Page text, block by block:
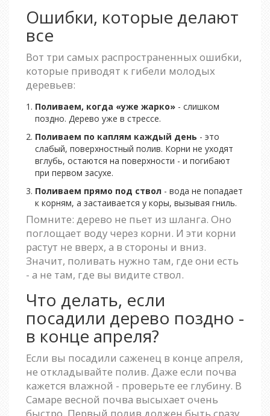
Ошибки, которые делают
все
Вот три самых распространенных ошибки,
которые приводят к гибели молодых
деревьев:
Поливаем, когда «уже жарко» - слишком
поздно. Дерево уже в стрессе.
Поливаем по каплям каждый день - это
слабый, поверхностный полив. Корни не уходят
вглубь, остаются на поверхности - и погибают
при первом засухе.
Поливаем прямо под ствол - вода не попадает
к корням, а застаивается у коры, вызывая гниль.
Помните: дерево не пьет из шланга. Оно
поглощает воду через корни. И эти корни
растут не вверх, а в стороны и вниз.
Значит, поливать нужно там, где они есть
- а не там, где вы видите ствол.
Что делать, если
посадили дерево поздно -
в конце апреля?
Если вы посадили саженец в конце апреля,
не откладывайте полив. Даже если почва
кажется влажной - проверьте ее глубину. В
Самаре весной почва высыхает очень